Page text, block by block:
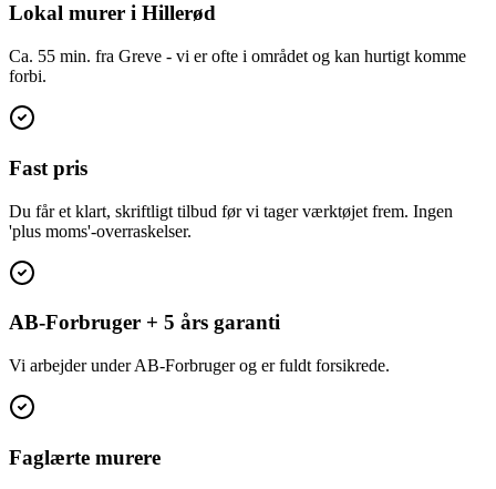
Lokal murer i Hillerød
Ca. 55 min. fra Greve - vi er ofte i området og kan hurtigt komme
forbi.
Fast pris
Du får et klart, skriftligt tilbud før vi tager værktøjet frem. Ingen
'plus moms'-overraskelser.
AB-Forbruger + 5 års garanti
Vi arbejder under AB-Forbruger og er fuldt forsikrede.
Faglærte murere